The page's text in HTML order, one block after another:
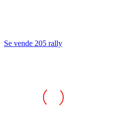
Se vende 205 rally